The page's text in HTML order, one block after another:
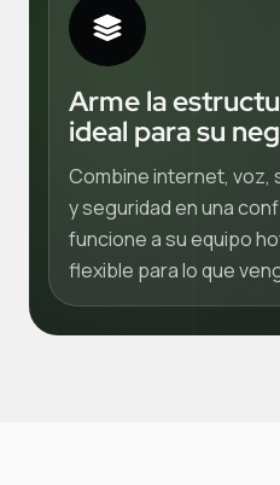
Arme la
ideal para su
Combine internet, voz,
y seguridad en una
funcione a su equipo
flexible para lo que